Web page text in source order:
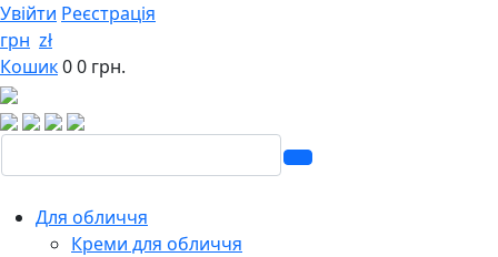
Увійти Реєстрація
грн zł
Кошик00 грн.
Для обличчя
Креми для обличчя